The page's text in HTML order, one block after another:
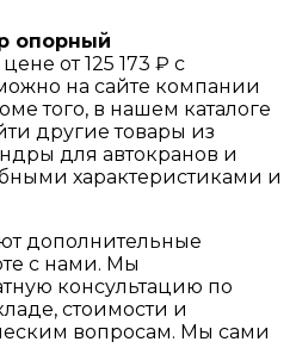
опорный
от 125 173 ₽ с
на сайте компании
того, в нашем каталоге
другие товары из
для автокранов и
характеристиками и
дополнительные
с нами. Мы
консультацию по
стоимости и
вопросам. Мы сами